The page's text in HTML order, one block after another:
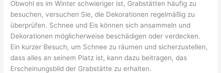
Obwohl es im Winter schwieriger ist, Grabstätten häufig zu
besuchen, versuchen Sie, die Dekorationen regelmäßig zu
überprüfen. Schnee und Eis können sich ansammeln und
Dekorationen möglicherweise beschädigen oder verdecken.
Ein kurzer Besuch, um Schnee zu räumen und sicherzustellen,
dass alles an seinem Platz ist, kann dazu beitragen, das
Erscheinungsbild der Grabstätte zu erhalten.